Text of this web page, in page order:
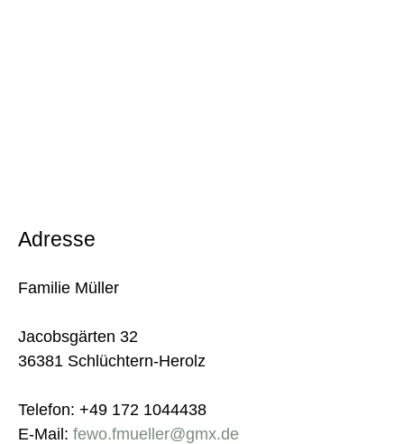
Adresse
Familie Müller
Jacobsgärten 32
36381 Schlüchtern-Herolz
Telefon: +49 172 1044438
E-Mail: fewo.fmueller@gmx.de